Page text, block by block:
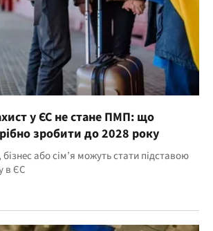
у ЄС не стане ПМП: що
зробити до 2028 року
або сім’я можуть стати підставою
в ЄС